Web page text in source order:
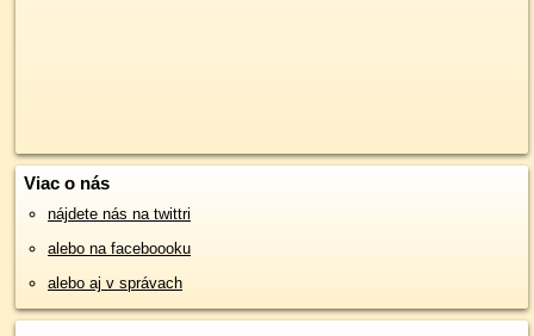
Viac o nás
nájdete nás na twittri
alebo na faceboooku
alebo aj v správach